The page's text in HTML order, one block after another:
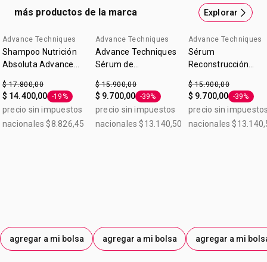
Beneficio: Ultra liso. Resultado: Combate el frizz incluso
bajo condiciones de extrema humedad. Formulado con
tecnología Lotus Shield. Tip Para mejores resultados usá
la línea completa de Reconstrucción extrema para que tu
pelo esté más fuerte. Contiene 300ml.
más productos de la marca Explorar
Advance Techniques
Shampoo Nutrición
Absoluta Advance
$ 17.800,00
$ 14.400,00 Etiqueta -19%
-19%
precio sin impuestos
nacionales $8.826,45
agregar a mi bolsa
Advance Techniques
Advance Techniques
Sérum de
$ 15.900,00
$ 9.700,00 Etiqueta -39%
-39%
precio sin impuestos
nacionales $13.140,50
agregar a mi bolsa
Advance Techniques
Sérum
Reconstrucción
Techniques 30ml
$ 15.900,00
$ 9.700,00 Etiqueta -
-39%
precio sin
nacionales
agregar a mi